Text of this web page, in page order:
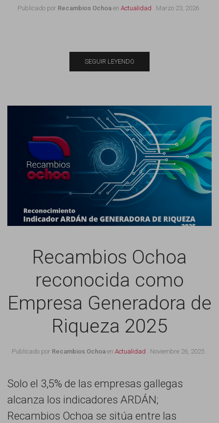
Publicado por Recambios Ochoaen Actualidad . Marzo 23, 2026.
SEGUIR LEYENDO
Recambios Ochoa
reconocida como
Empresa Generadora de
Riqueza 2025
Publicado por Recambios Ochoa en Actualidad . Noviembre 26, 2025 .
Solo el 3,5% de las empresas gallegas
alcanza los indicadores ARDÁN;
Recambios Ochoa se sitúa entre las